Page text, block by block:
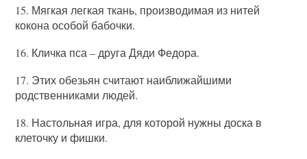
15. Мягкая легкая ткань, производимая из нитей
кокона особой бабочки.
16. Кличка пса – друга Дяди Федора.
17. Этих обезьян считают наиближайшими
родственниками людей.
18. Настольная игра, для которой нужны доска в
клеточку и фишки.